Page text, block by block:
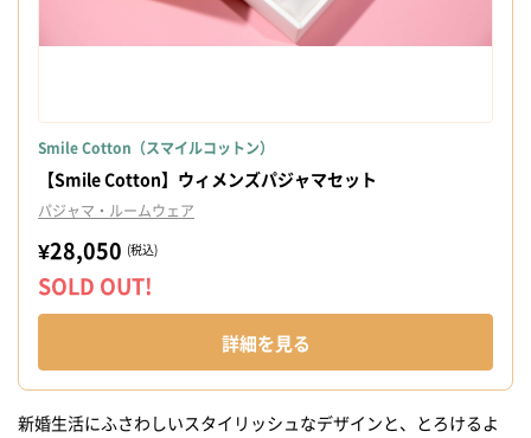
Smile Cotton（スマイルコットン）
【Smile Cotton】ウィメンズパジャマセット
パジャマ・ルームウェア
¥28,050 (税込)
SOLD OUT!
詳細を見る
新婚生活にふさわしいスタイリッシュなデザインと、とろけるよ